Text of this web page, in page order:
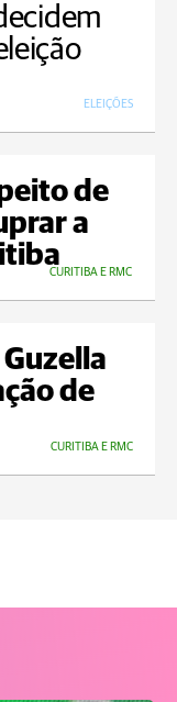
ELEIÇÕES
de
a
CURITIBA E RMC
de
CURITIBA E RMC